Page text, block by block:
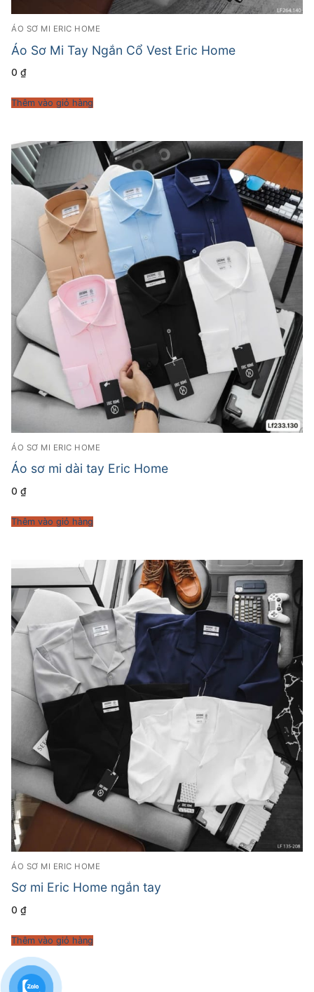
ÁO SƠ MI ERIC HOME
Áo Sơ Mi Tay Ngắn Cổ Vest Eric Home
0 ₫
Thêm vào giỏ hàng
ÁO SƠ MI ERIC HOME
Áo sơ mi dài tay Eric Home
0 ₫
Thêm vào giỏ hàng
ÁO SƠ MI ERIC HOME
Sơ mi Eric Home ngắn tay
0 ₫
Thêm vào giỏ hàng